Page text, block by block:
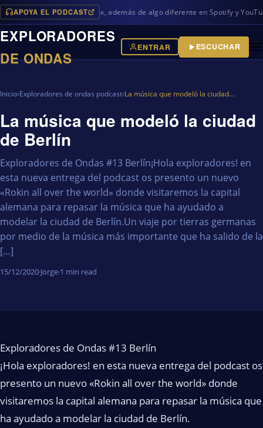
APOYA EL PODCAST
programas en iVoox, además de algo diferente en Spotify y YouTube!
EXPLORADORES
DE ONDAS
ENTRAR ESCUCHAR
Inicio›Exploradores de ondas podcast›La música que modeló la ciudad…
La música que modeló la ciudad
de Berlín
Exploradores de Ondas #13 Berlín¡Hola exploradores! en
esta nueva entrega del podcast os presento un nuevo
«Rokin all over the world» donde visitaremos la capital
alemana para repasar la música que ha ayudado a
modelar la ciudad de Berlín.Un viaje por tierras germanas
por medio de la música más importante que ha salido de la
[…]
15/12/2020·Jorge·1 min read
Exploradores de Ondas #13 Berlín
¡Hola exploradores! en esta nueva entrega del podcast os
presento un nuevo «Rokin all over the world» donde
visitaremos la capital alemana para repasar la música que
ha ayudado a modelar la ciudad de Berlín.